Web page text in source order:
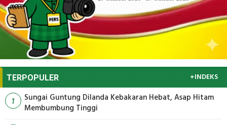
TERPOPULER +INDEKS
1
Sungai Guntung Dilanda Kebakaran Hebat, Asap Hitam
Membumbung Tinggi